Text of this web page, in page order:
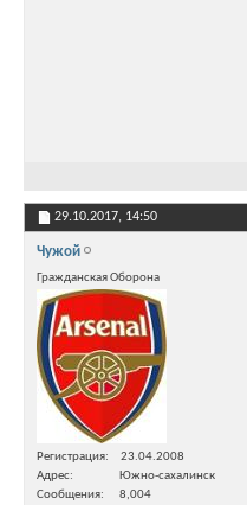
29.10.2017, 14:50
Чужой
Гражданская Оборона
Регистрация
23.04.2008
Адрес
Южно-сахалинск
Сообщения
8,004